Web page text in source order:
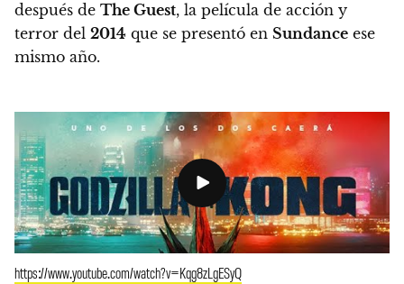
después de The Guest, la película de acción y
terror del 2014 que se presentó en Sundance ese
mismo año.
https://www.youtube.com/watch?v=Kqg8zLgESyQ